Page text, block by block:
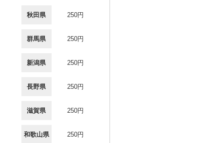
秋田県 250円
群馬県 250円
新潟県 250円
長野県 250円
滋賀県 250円
和歌山県 250円